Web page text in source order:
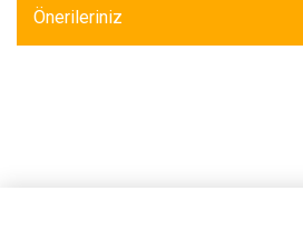
Önerileriniz